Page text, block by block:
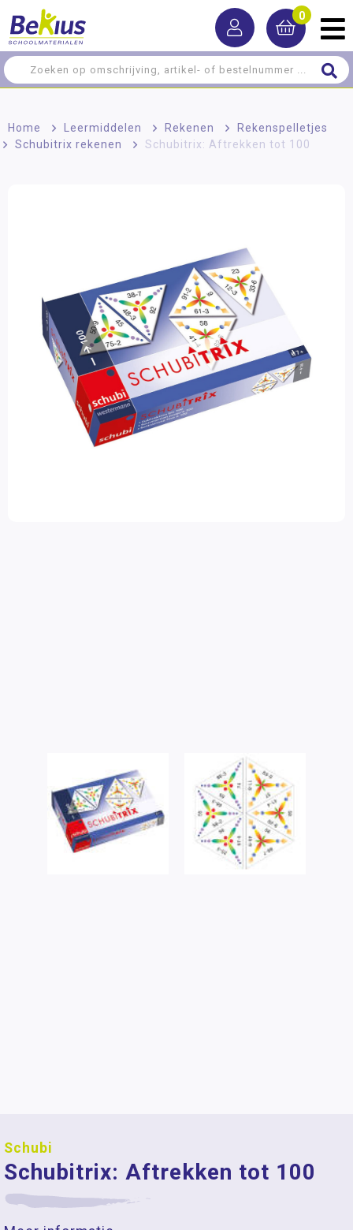
0
Home > Leermiddelen > Rekenen > Rekenspelletjes
Schubitrix rekenen
> Schubitrix: Aftrekken tot 100
Schubi
Schubitrix: Aftrekken tot 100